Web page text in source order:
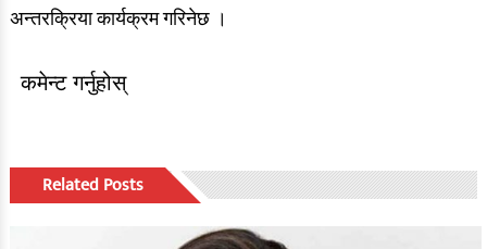
अन्तरक्रिया कार्यक्रम गरिनेछ ।
कमेन्ट गर्नुहोस्
Related Posts